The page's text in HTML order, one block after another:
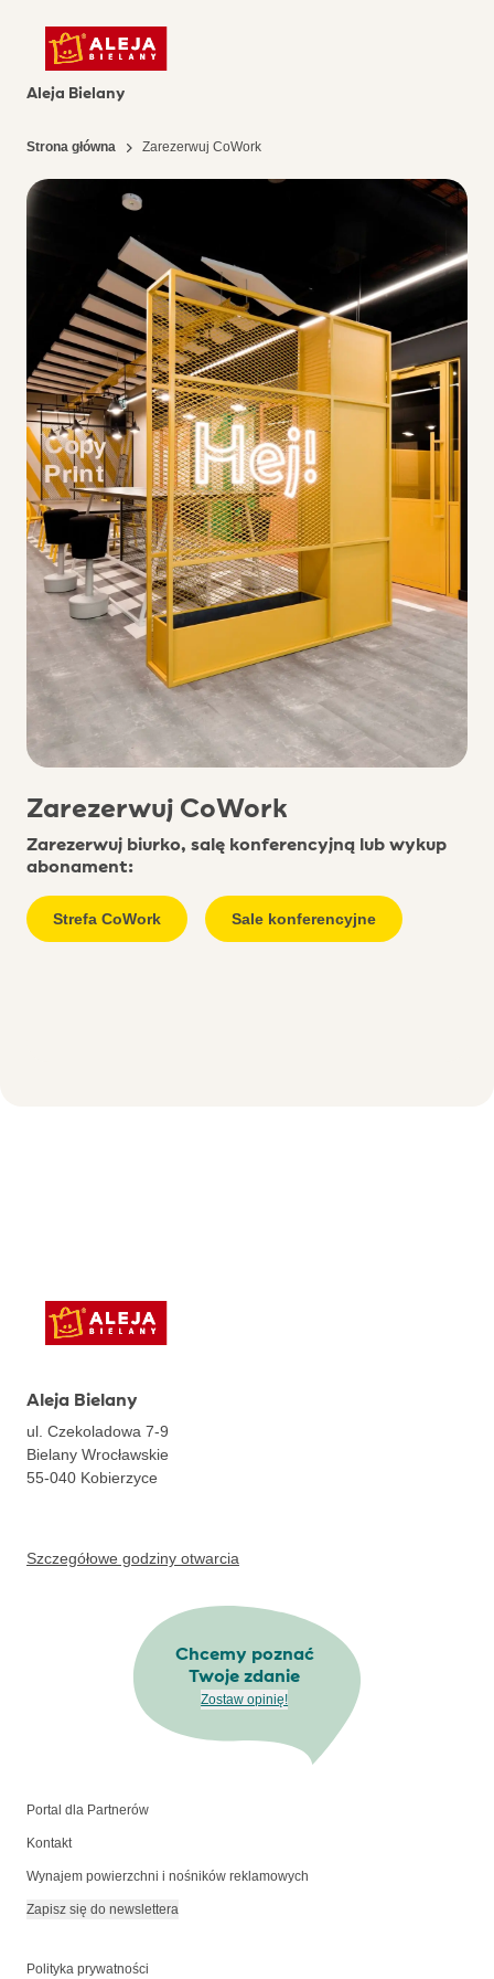
Aleja Bielany
Strona główna Zarezerwuj CoWork
Zarezerwuj CoWork
Zarezerwuj biurko, salę konferencyjną lub wykup
abonament:
Strefa CoWork Sale konferencyjne
Aleja Bielany
ul. Czekoladowa 7-9
Bielany Wrocławskie
55-040 Kobierzyce
Szczegółowe godziny otwarcia
Chcemy poznać
Twoje zdanie
Zostaw opinię!
Portal dla Partnerów
Kontakt
Wynajem powierzchni i nośników reklamowych
Zapisz się do newslettera
Polityka prywatności